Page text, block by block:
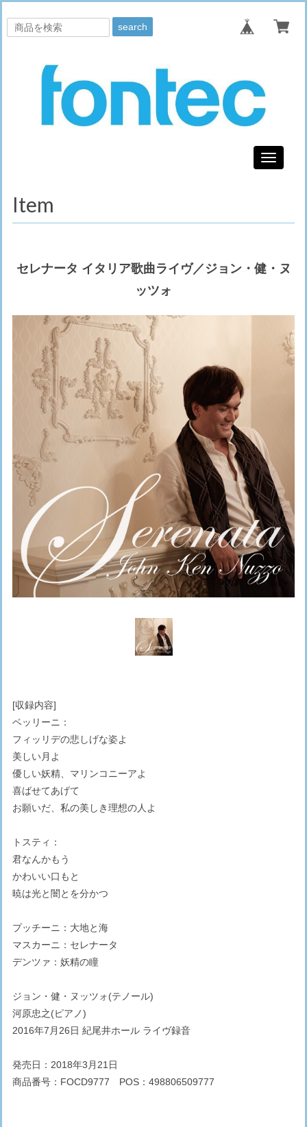
search
Toggle
Item
セレナータ イタリア歌曲ライヴ／ジョン・健・ヌ
ッツォ
[収録内容]
ベッリーニ：
フィッリデの悲しげな姿よ
美しい月よ
優しい妖精、マリンコニーアよ
喜ばせてあげて
お願いだ、私の美しき理想の人よ
トスティ：
君なんかもう
かわいい口もと
暁は光と闇とを分かつ
プッチーニ：大地と海
マスカーニ：セレナータ
デンツァ：妖精の瞳
ジョン・健・ヌッツォ(テノール)
河原忠之(ピアノ)
2016年7月26日 紀尾井ホール ライヴ録音
発売日：2018年3月21日
商品番号：FOCD9777 POS：498806509777